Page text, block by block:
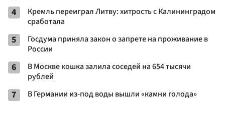
4
Кремль переиграл Литву: хитрость с Калининградом
сработала
5
Госдума приняла закон о запрете на проживание в
России
6
В Москве кошка залила соседей на 654 тысячи
рублей
7 В Германии из-под воды вышли «камни голода»